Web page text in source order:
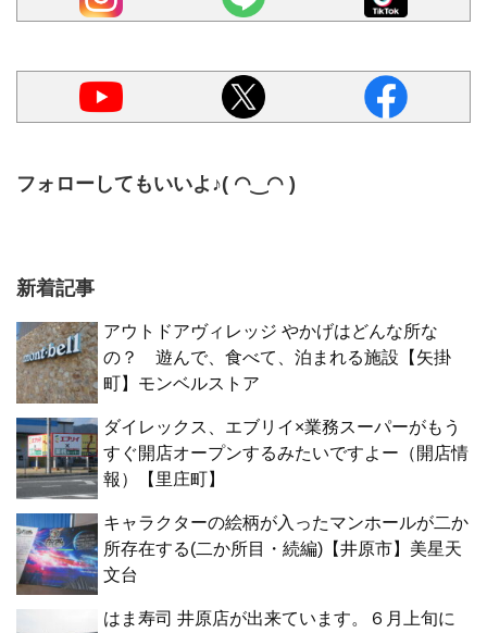
フォローしてもいいよ♪( ◠‿◠ )
新着記事
アウトドアヴィレッジ やかげはどんな所な
の？ 遊んで、食べて、泊まれる施設【矢掛
町】モンベルストア
ダイレックス、エブリイ×業務スーパーがもう
すぐ開店オープンするみたいですよー（開店情
報）【里庄町】
キャラクターの絵柄が入ったマンホールが二か
所存在する(二か所目・続編)【井原市】美星天
文台
はま寿司 井原店が出来ています。６月上旬に